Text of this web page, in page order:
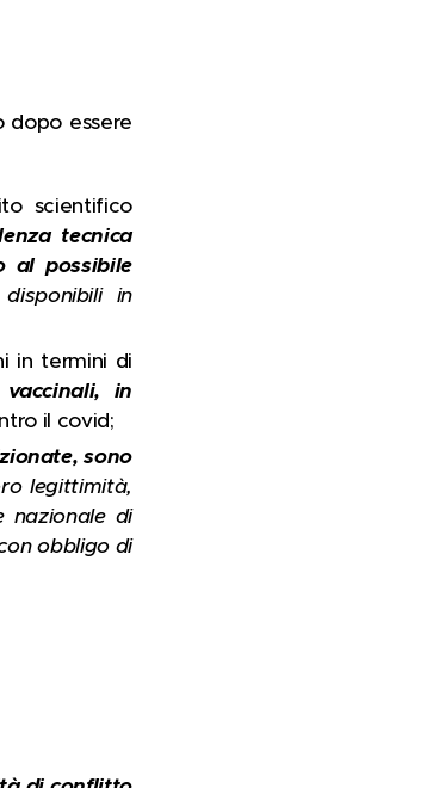
dopo essere
scientifico
tecnica
al possibile
in
in termini di
in
il covid;
sono
legittimità,
nazionale di
obbligo di